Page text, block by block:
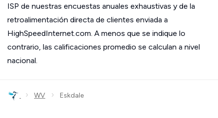
ISP de nuestras encuestas anuales exhaustivas y de la
retroalimentación directa de clientes enviada a
HighSpeedInternet.com. A menos que se indique lo
contrario, las calificaciones promedio se calculan a nivel
nacional.
› WV › Eskdale